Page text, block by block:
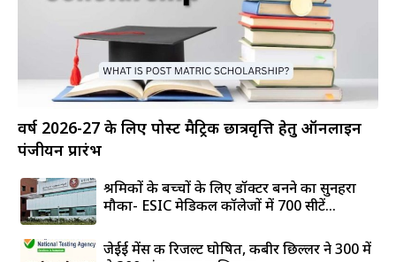
वर्ष 2026-27 के लिए पोस्ट मैट्रिक छात्रवृत्ति हेतु ऑनलाइन
पंजीयन प्रारंभ
श्रमिकों के बच्चों के लिए डॉक्टर बनने का सुनहरा
मौका- ESIC मेडिकल कॉलेजों में 700 सीटें...
जेईई मेंस की रिजल्ट घोषित, कबीर छिल्लर ने 300 में